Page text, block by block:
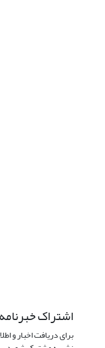
اشتراک خبرنامه
برای دریافت اخبار و